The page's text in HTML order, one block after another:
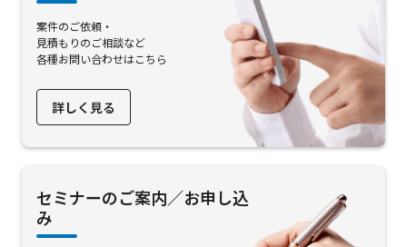
案件のご依頼・
見積もりのご相談など
各種お問い合わせはこちら
詳しく見る
セミナーのご案内／お申し込
み